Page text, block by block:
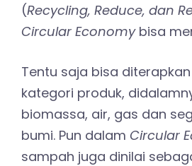
(Recycling, Reduce, dan
Circular Economybisa
Tentu saja bisa
kategori produk,
biomassa, air, gas dan
bumi. Pun dalam Circular
sampah juga dinilai